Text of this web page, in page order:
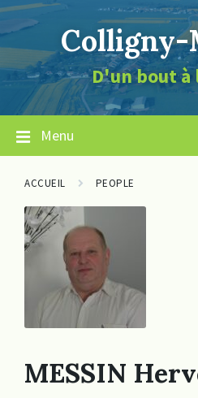
Skip
content
Skip
main
navigation
Skip
footer
D'un bout
Menu
ACCUEIL PEOPLE
MESSIN